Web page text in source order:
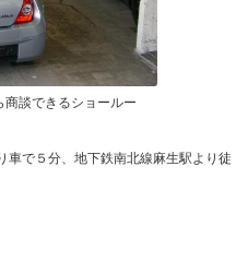
談できるショールー
車で５分、地下鉄南北線麻生駅より徒